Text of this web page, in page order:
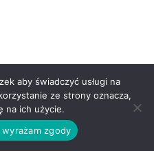
aby świadczyć usługi na
ze strony oznacza,
na ich użycie.
wyrażam zgody